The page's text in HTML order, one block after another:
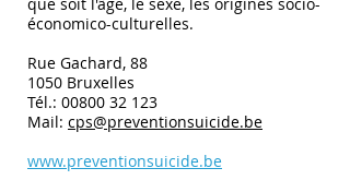
économico-culturelles.
Rue Gachard, 88
1050 Bruxelles
Tél.: 00800 32 123
Mail: cps@preventionsuicide.be
www.preventionsuicide.be